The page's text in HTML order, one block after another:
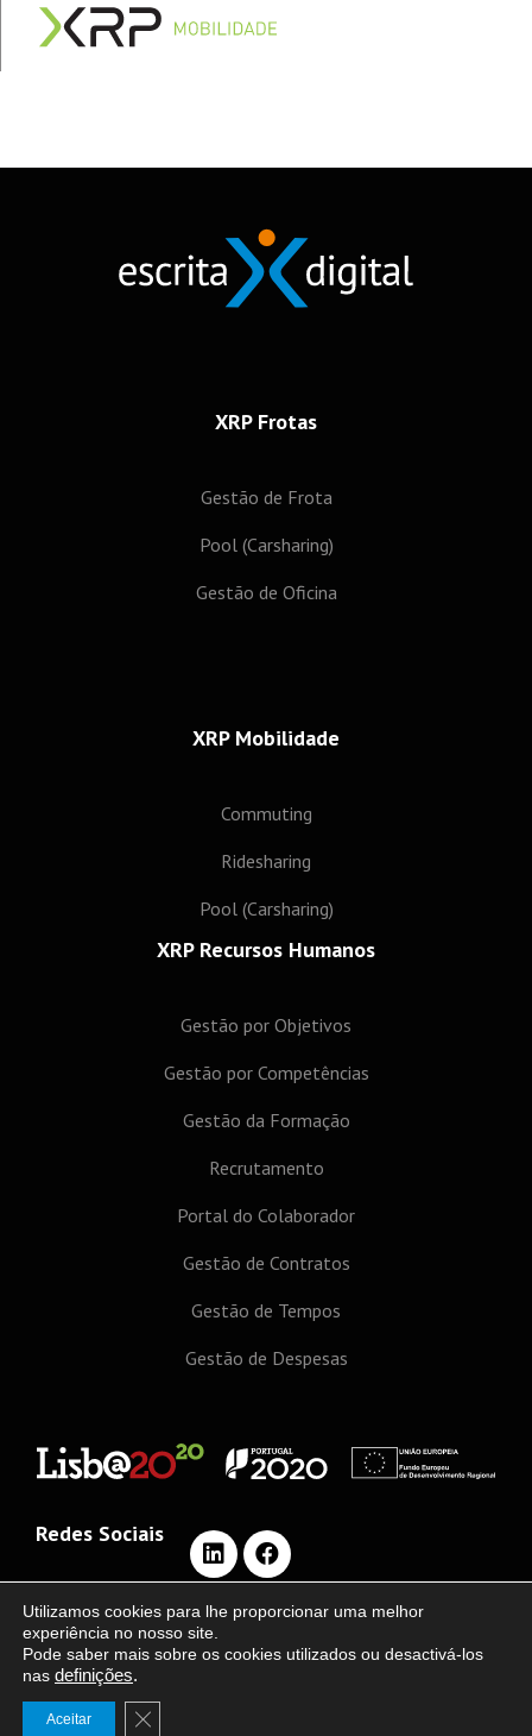
XRP Frotas
Gestão de Frota
Pool (Carsharing)
Gestão de Oficina
XRP Mobilidade
Commuting
Ridesharing
Pool (Carsharing)
XRP Recursos Humanos
Gestão por Objetivos
Gestão por Competências
Gestão da Formação
Recrutamento
Portal do Colaborador
Gestão de Contratos
Gestão de Tempos
Gestão de Despesas
Redes Sociais
©2020 Escrita Digital, LDA | Desenvolvido porEDC
Utilizamos cookies para lhe proporcionar uma melhor
experiência no nosso site.
Pode saber mais sobre os cookies utilizados ou desactivá-los
nas definições.
Aceitar Close GDPR Cookie Banner